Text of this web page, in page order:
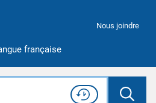
française
Nous joindre
Rechercher dans tout le site
Lancer
Consulter l'
Historique
de recherche